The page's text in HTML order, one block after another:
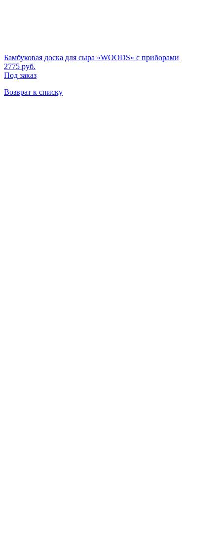
Бамбуковая доска для сыра «WOODS» с приборами
2775 руб.
Под заказ
Возврат к списку